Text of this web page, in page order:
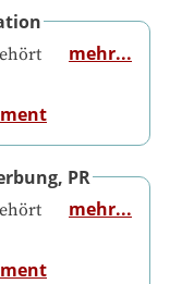
mehr...
PR
mehr...